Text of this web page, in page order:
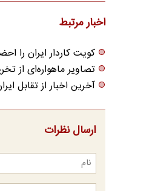
اخبار مرتبط
کویت کاردار ایران را
تصاویر ماهواره‌ای از
آخرین اخبار از تقابل
ارسال نظرات